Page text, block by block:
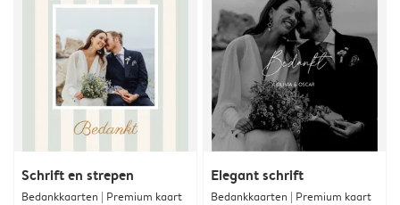
Schrift en strepen
Bedankkaarten | Premium kaart
Elegant schrift
Bedankkaarten | Premium kaart